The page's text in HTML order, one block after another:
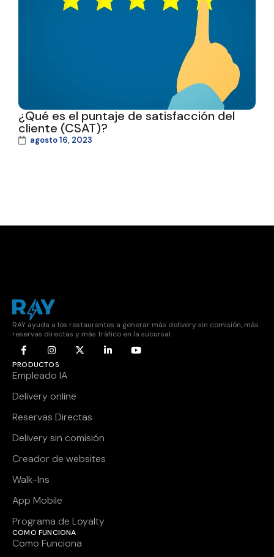
¿Qué es el puntaje de satisfacción del
cliente (CSAT)?
agosto 16, 2023
RAY ayuda a los restaurantes a generar más delivery sin comisión, más
reservas directas y más tráfico en la sucursal.
PRODUCTOS
Empleado IA
Delivery online
Reservas Directas
Delivery sin comisión
Creador de websites
Walk-Ins
App Mobile
Programa de Loyalty
COMO FUNCIONA
Como Funciona